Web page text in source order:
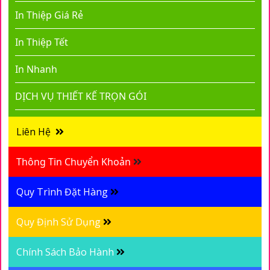
In Thiệp Giá Rẻ
In Thiệp Tết
In Nhanh
DỊCH VỤ THIẾT KẾ TRỌN GÓI
Liên Hệ
Thông Tin Chuyển Khoản
Quy Trình Đặt Hàng
Quy Định Sử Dụng
Chính Sách Bảo Hành